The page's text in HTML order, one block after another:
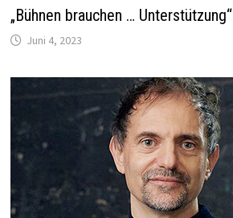
„Bühnen brauchen … Unterstützung“
Juni 4, 2023